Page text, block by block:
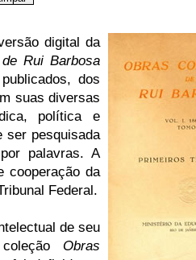
digital da
Rui Barbosa
dos
suas diversas
política e
ser pesquisada
palavras. A
cooperação da
Federal.
de seu
Obras